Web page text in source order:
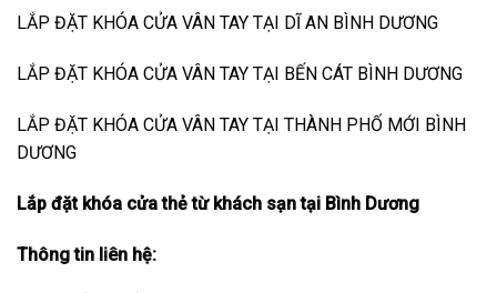
LẮP ĐẶT KHÓA CỬA VÂN TAY TẠI DĨ AN BÌNH DƯƠNG
LẮP ĐẶT KHÓA CỬA VÂN TAY TẠI BẾN CÁT BÌNH DƯƠNG
LẮP ĐẶT KHÓA CỬA VÂN TAY TẠI THÀNH PHỐ MỚI BÌNH
DƯƠNG
Lắp đặt khóa cửa thẻ từ khách sạn tại Bình Dương
Thông tin liên hệ: